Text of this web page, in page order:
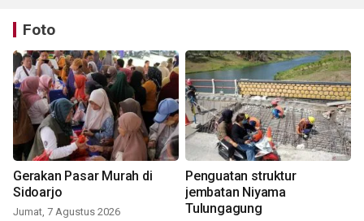
Foto
Gerakan Pasar Murah di
Sidoarjo
Jumat, 7 Agustus 2026
Penguatan struktur
jembatan Niyama
Tulungagung